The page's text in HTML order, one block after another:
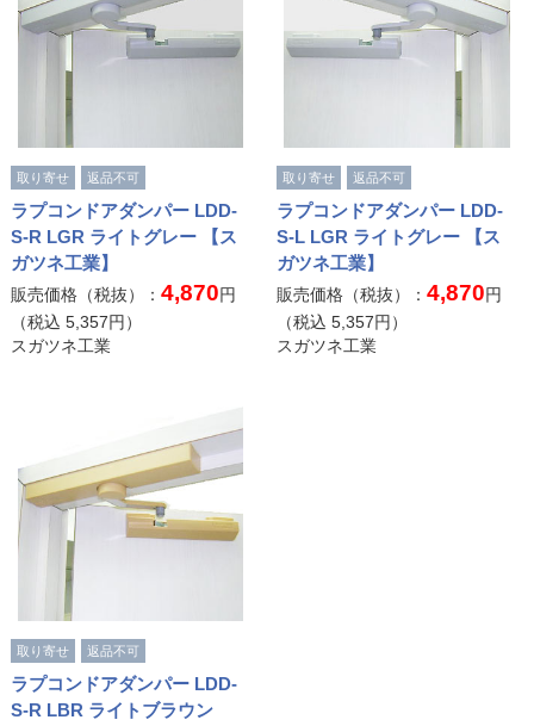
取り寄せ 返品不可
ラプコンドアダンパー LDD-
S-R LGR ライトグレー 【ス
ガツネ工業】
販売価格（税抜）： 4,870円
（税込 5,357円）
スガツネ工業
取り寄せ 返品不可
ラプコンドアダンパー LDD-
S-L LGR ライトグレー 【ス
ガツネ工業】
販売価格（税抜）：4,870円
（税込5,357円）
スガツネ工業
取り寄せ 返品不可
ラプコンドアダンパー LDD-
S-R LBR ライトブラウン